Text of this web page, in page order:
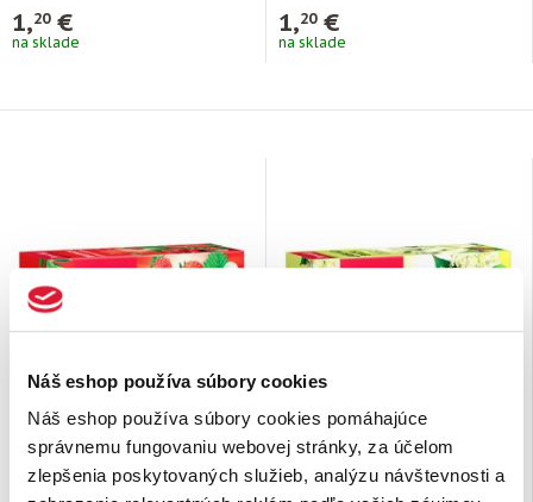
Náš eshop používa súbory cookies
Náš eshop používa súbory cookies pomáhajúce
správnemu fungovaniu webovej stránky, za účelom
zlepšenia poskytovaných služieb, analýzu návštevnosti a
…
1,20€
na sklade
1,20€
na sklade
Ovocný čaj Brusnica,
Lesná jahoda
Aromatizovaný ovocný čaj s
Ovocný čaj Jablko, Baza
Aromatizovaný ovocný čaj s